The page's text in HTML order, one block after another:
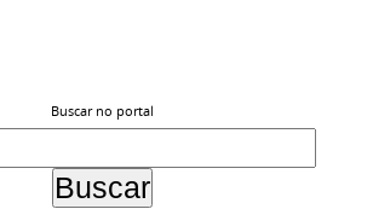
Buscar no portal